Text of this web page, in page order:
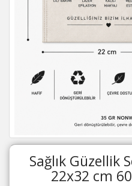
Sağlık Güzellik
22x32 cm